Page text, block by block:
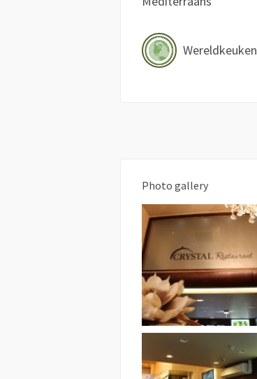
Wereldkeuken
Photo gallery